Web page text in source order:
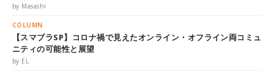
by Masashi
COLUMN
【スマブラSP】コロナ禍で見えたオンライン・オフライン両コミュ
ニティの可能性と展望
by EL